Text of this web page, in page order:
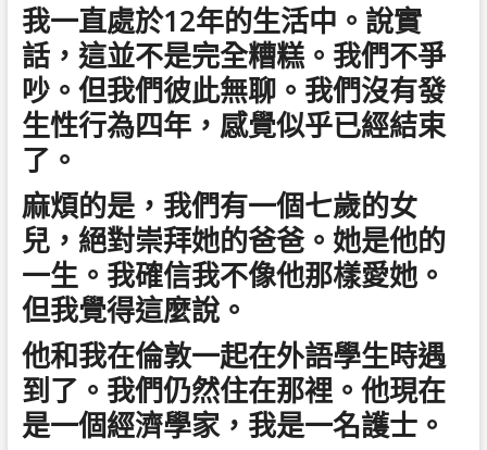
我一直處於12年的生活中。說實
話，這並不是完全糟糕。我們不爭
吵。但我們彼此無聊。我們沒有發
生性行為四年，感覺似乎已經結束
了。
麻煩的是，我們有一個七歲的女
兒，絕對崇拜她的爸爸。她是他的
一生。我確信我不像他那樣愛她。
但我覺得這麼說。
他和我在倫敦一起在外語學生時遇
到了。我們仍然住在那裡。他現在
是一個經濟學家，我是一名護士。